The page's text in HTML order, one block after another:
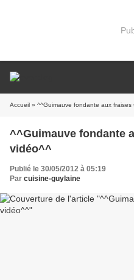
Accueil » ^^Guimauve fondante aux
^^Guimauve fondante
vidéo^^
Publié le 30/05/2012 à 05:19
Par cuisine-guylaine